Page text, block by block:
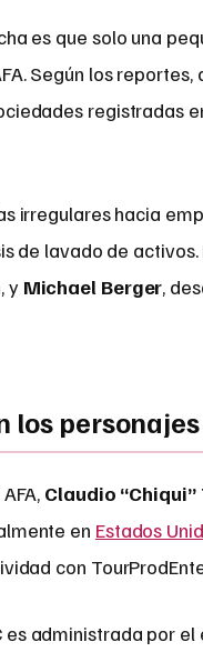
es que solo una
Según los reportes,
registradas
irregulares hacia
de lavado de
y Michael Berger,
los
Claudio “Chiqui”
en Estados
con
es administrada por